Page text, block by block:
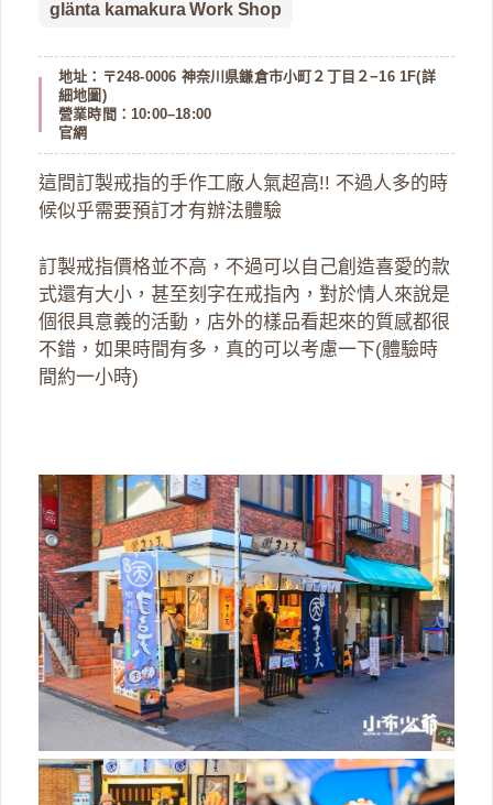
glänta kamakura Work Shop
地址：〒248-0006 神奈川県鎌倉市小町２丁目２−16 1F(詳
細地圖 )
營業時間：10:00–18:00
官網
這間訂製戒指的手作工廠人氣超高!! 不過人多的時
候似乎需要預訂才有辦法體驗
訂製戒指價格並不高，不過可以自己創造喜愛的款
式還有大小，甚至刻字在戒指內，對於情人來說是
個很具意義的活動，店外的樣品看起來的質感都很
不錯，如果時間有多，真的可以考慮一下(體驗時
間約一小時)